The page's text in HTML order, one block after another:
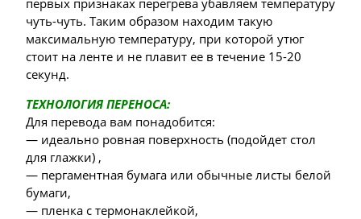
первых признаках перегрева убавляем температуру
чуть-чуть. Таким образом находим такую
максимальную температуру, при которой утюг
стоит на ленте и не плавит ее в течение 15-20
секунд.
ТЕХНОЛОГИЯ ПЕРЕНОСА:
Для перевода вам понадобится:
— идеально ровная поверхность (подойдет стол
для глажки) ,
— пергаментная бумага или обычные листы белой
бумаги,
— пленка с термонаклейкой,